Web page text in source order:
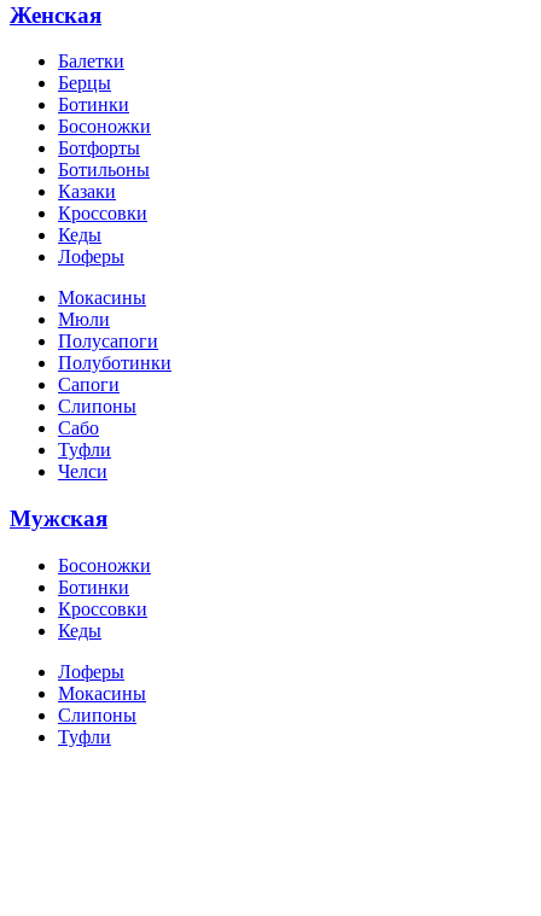
Женская
Балетки
Берцы
Ботинки
Босоножки
Ботфорты
Ботильоны
Казаки
Кроссовки
Кеды
Лоферы
Мокасины
Мюли
Полусапоги
Полуботинки
Сапоги
Слипоны
Сабо
Туфли
Челси
Мужская
Босоножки
Ботинки
Кроссовки
Кеды
Лоферы
Мокасины
Слипоны
Туфли